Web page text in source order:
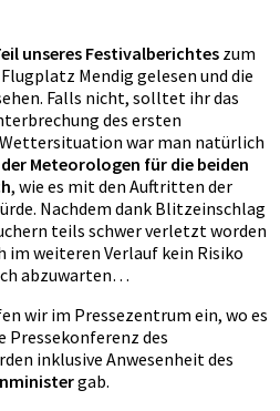
unseres Festivalberichtes zum
Mendig gelesen und die
Falls nicht, solltet ihr das
des ersten
war man natürlich
Meteorologen für die beiden
, wie es mit den Auftritten der
Nachdem dank Blitzeinschlag
teils schwer verletzt worden
im weiteren Verlauf kein Risiko
abzuwarten…
wir im Pressezentrum ein, wo es
des
inklusive Anwesenheit des
gab.